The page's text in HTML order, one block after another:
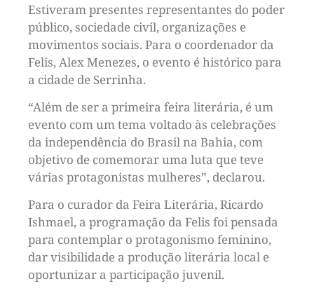
Estiveram presentes representantes do poder
público, sociedade civil, organizações e
movimentos sociais. Para o coordenador da
Felis, Alex Menezes, o evento é histórico para
a cidade de Serrinha.
“Além de ser a primeira feira literária, é um
evento com um tema voltado às celebrações
da independência do Brasil na Bahia, com
objetivo de comemorar uma luta que teve
várias protagonistas mulheres”, declarou.
Para o curador da Feira Literária, Ricardo
Ishmael, a programação da Felis foi pensada
para contemplar o protagonismo feminino,
dar visibilidade a produção literária local e
oportunizar a participação juvenil.